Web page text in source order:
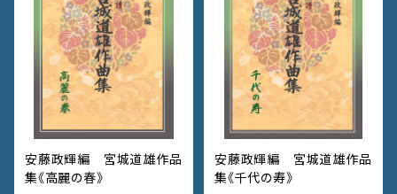
安藤政輝編 宮城道雄作品
集《高麗の春》
安藤政輝編 宮城道雄作品
集《千代の寿》